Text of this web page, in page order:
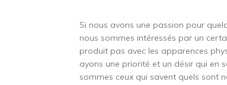
Si nous avons une passion pour
nous sommes intéressés par un
produit pas avec les apparences
ayons une priorité et un désir qui en
sommes ceux qui savent quels sont